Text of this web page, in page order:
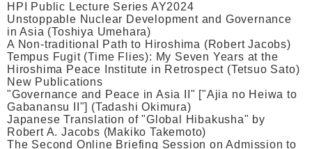
HPI Public Lecture Series AY2024
Unstoppable Nuclear Development and Governance
in Asia (Toshiya Umehara)
A Non-traditional Path to Hiroshima (Robert Jacobs)
Tempus Fugit (Time Flies): My Seven Years at the
Hiroshima Peace Institute in Retrospect (Tetsuo Sato)
New Publications
"Governance and Peace in Asia II" ["Ajia no Heiwa to
Gabanansu II"] (Tadashi Okimura)
Japanese Translation of "Global Hibakusha" by
Robert A. Jacobs (Makiko Takemoto)
The Second Online Briefing Session on Admission to